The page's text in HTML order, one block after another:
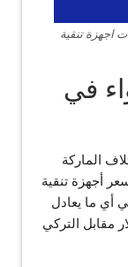
اجهزة تنقية
في
الماركة
أجهزة تنقية
1500-15000 ليرة تركي أي ما يعادل
مقابل التركي